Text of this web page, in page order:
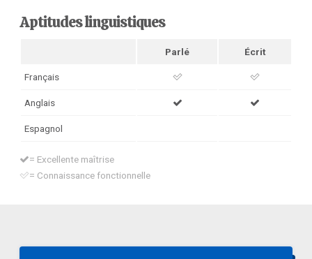
Aptitudes linguistiques
Parlé Écrit
Français
Anglais
Espagnol
= Excellente maîtrise
= Connaissance fonctionnelle